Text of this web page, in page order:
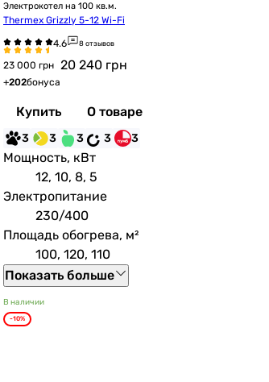
Электрокотел на 100 кв.м.
Thermex Grizzly 5-12 Wi-Fi
8 отзывов
23 000 грн 20 240 грн
+202бонуса
Купить О товаре
3 3 3 3 3
Мощность, кВт
12, 10, 8, 5
Электропитание
230/400
Площадь обогрева, м²
100, 120, 110
Показать больше
В наличии
-10%